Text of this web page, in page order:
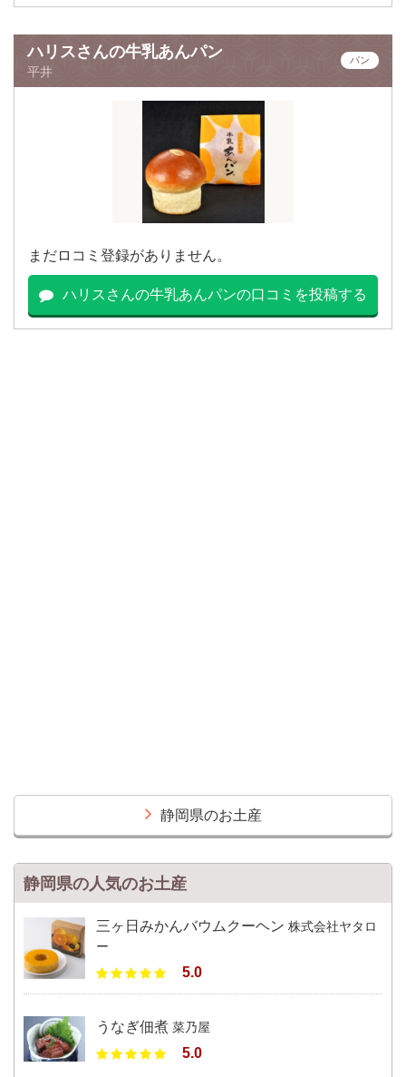
ハリスさんの牛乳あんパン
平井
パン
まだロコミ登録がありません。
ハリスさんの牛乳あんパンの口コミを投稿する
静岡県のお土産
静岡県の人気のお土産
三ヶ日みかんバウムクーヘン 株式会社ヤタロ
ー
5.0
うなぎ佃煮 菜乃屋
5.0